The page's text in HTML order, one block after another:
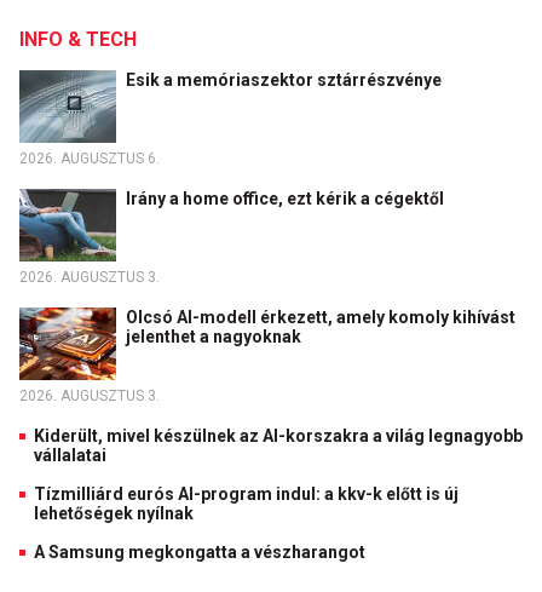
INFO & TECH
Esik a memóriaszektor sztárrészvénye
2026. AUGUSZTUS 6.
Irány a home office, ezt kérik a cégektől
2026. AUGUSZTUS 3.
Olcsó AI-modell érkezett, amely komoly kihívást
jelenthet a nagyoknak
2026. AUGUSZTUS 3.
Kiderült, mivel készülnek az AI-korszakra a világ legnagyobb
vállalatai
Tízmilliárd eurós AI-program indul: a kkv-k előtt is új
lehetőségek nyílnak
A Samsung megkongatta a vészharangot